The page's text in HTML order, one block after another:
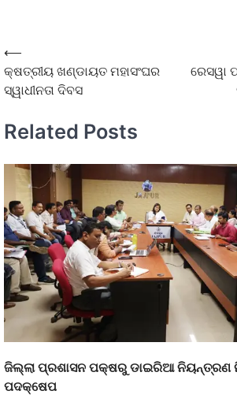
⟵
କ୍ଷତ୍ରୀୟ ଖଣ୍ଡାୟତ ମହାସଂଘର
ସ୍ୱାଧୀନତା ଦିବସ
ରେସୱା
Related Posts
ଜିଲ୍ଲା ପ୍ରଶାସନ ପକ୍ଷରୁ ଡାଇରିଆ ନିୟନ୍ତ୍ରଣ
ପଦକ୍ଷେପ